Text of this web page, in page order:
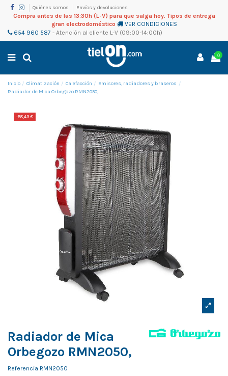
Quiénes somos Envíos y devoluciones
Compra antes de las 13:30h (L-V) para que salga hoy. Tipos de entrega
gran electrodoméstico
VER CONDICIONES
654 960 587 - Atención al cliente L-V (09:00-14:00h)
0
Inicio Climatización Calefacción
Emisores, radiadores y braseros
Radiador de Mica Orbegozo RMN2050,
-58,43 €
Radiador de Mica
Orbegozo RMN2050,
Referencia RMN2050